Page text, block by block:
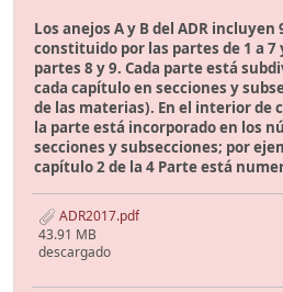
Los anejos A y B del ADR incluyen
constituido por las partes de 1 a 7
partes 8 y 9. Cada parte está
cada capítulo en secciones y
de las materias). En el interior de
la parte está incorporado en los
secciones y subsecciones; por
capítulo 2 de la 4 Parte está
ADR2017.pdf
43.91 MB
descargado